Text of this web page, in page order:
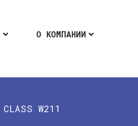
О КОМПАНИИ
CLASS W211